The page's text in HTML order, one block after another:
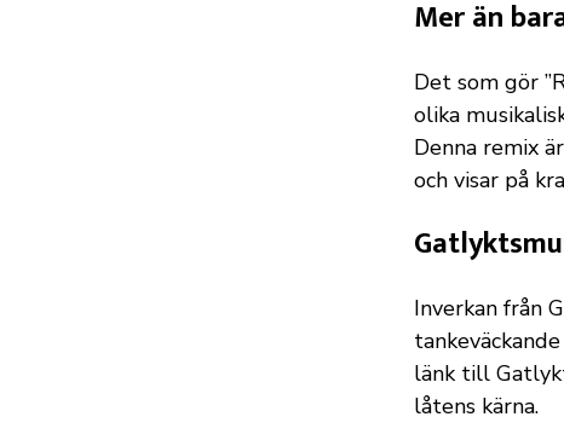
Mer än
Det som gör
olika
Denna remix
och visar på
Inverkan från
länk till
låtens kärna.